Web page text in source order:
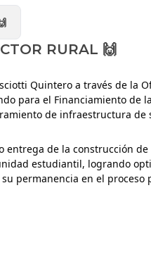
RURAL 🙌
Quintero a través de la
para el Financiamiento de
de infraestructura de
entrega de la construcción
estudiantil, logrando
permanencia en el proceso